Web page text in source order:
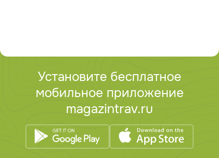
Установите бесплатное
мобильное приложение
magazintrav.ru